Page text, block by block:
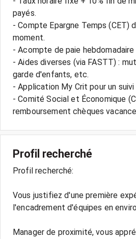
payés.
- Compte Epargne Temps (CET)
moment.
- Acompte de paie hebdomadaire
- Aides diverses (via FASTT) :
garde d'enfants, etc.
- Application My Crit pour un
- Comité Social et Économique
Profil recherché
Profil recherché:
Vous justifiez d'une première
l'encadrement d'équipes en
Manager de proximité, vous